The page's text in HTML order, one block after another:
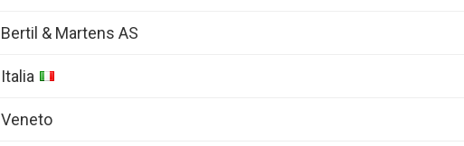
Bertil & Martens AS
Italia
Veneto